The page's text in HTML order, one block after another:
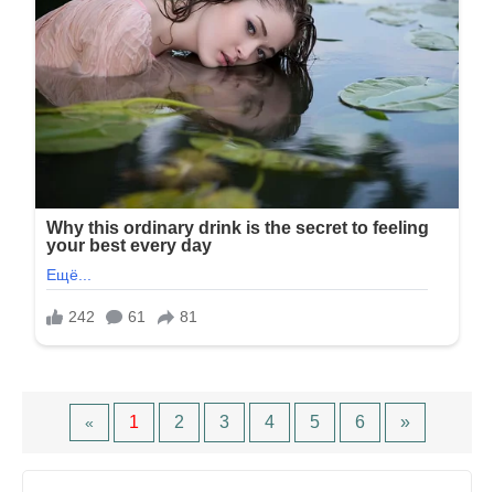
« 1 2 3 4 5 6 »